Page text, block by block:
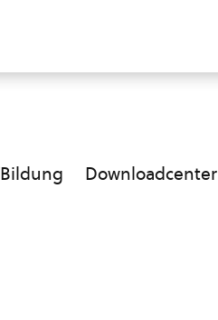
Downloadcenter